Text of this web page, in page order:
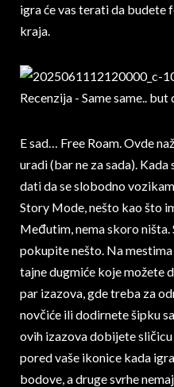
igra će vas terati da budete
kraja.
E sad… Free Roam. Ovde
uradi (bar ne za sada).
dati da se slobodno
Story Mode, nešto kao što
Međutim, nema skoro
pokupite nešto. Na
tajne dugmiće koje možete
par izazova, gde treba za
novčiće ili dodirnete šipku
ovih izazova dobijete
pored vaše ikonice kada
bodove, a druge svrhe